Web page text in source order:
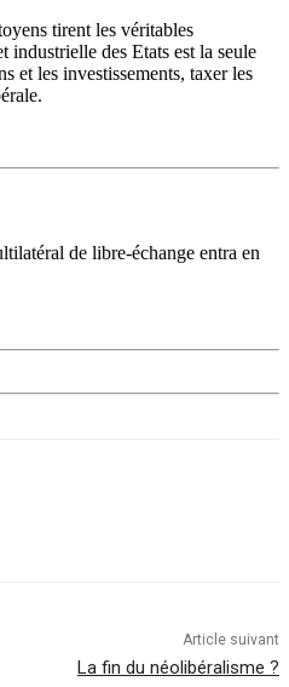
tirent les véritables
industrielle des Etats est la seule
et les investissements, taxer les
de libre-échange entra en
Article suivant
La fin du néolibéralisme ?